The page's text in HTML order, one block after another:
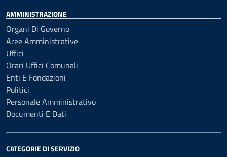
AMMINISTRAZIONE
Organi Di Governo
Aree Amministrative
Uffici
Orari Uffici Comunali
Enti E Fondazioni
Politici
Personale Amministrativo
Documenti E Dati
CATEGORIE DI SERVIZIO